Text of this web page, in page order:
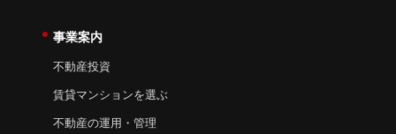
事業案内
不動産投資
賃貸マンションを選ぶ
不動産の運用・管理